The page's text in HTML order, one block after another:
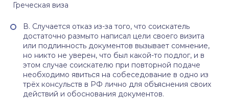
Греческая виза
В. Случается отказ из-за того, что соискатель
достаточно размыто написал цели своего визита
или подлинность документов вызывает сомнение,
но никто не уверен, что был какой-то подлог, и в
этом случае соискателю при повторной подаче
необходимо явиться на собеседование в одно из
трёх консульств в РФ лично для объяснения своих
действий и обоснования документов.